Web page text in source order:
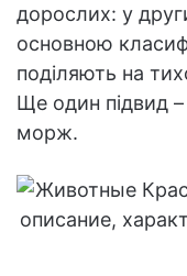
дорослих: у
основною
поділяють на
Ще один підвид
морж.